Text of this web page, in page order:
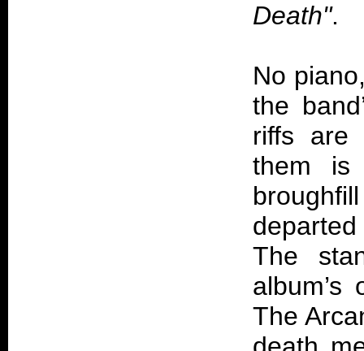
Death".
No
the
riffs are
them is
The
The